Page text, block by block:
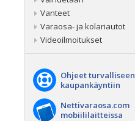
Vanteet
Varaosa- ja kolariautot
Videoilmoitukset
Ohjeet turvalliseen
kaupankäyntiin
Nettivaraosa.com
mobiililaitteissa